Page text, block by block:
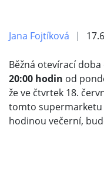
Jana Fojtíková
Běžná otevírací
20:00 hodin od
že ve čtvrtek 18.
tomto
hodinou večerní,